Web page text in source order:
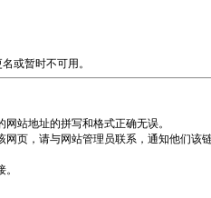
或暂时不可用。
站地址的拼写和格式正确无误。
网页，请与网站管理员联系，通知他们该